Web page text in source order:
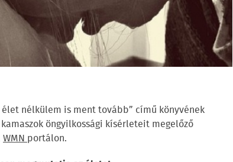
élet nélkülem is ment tovább” című könyvének
öngyilkossági kísérleteit megelőző
WMNportálon.